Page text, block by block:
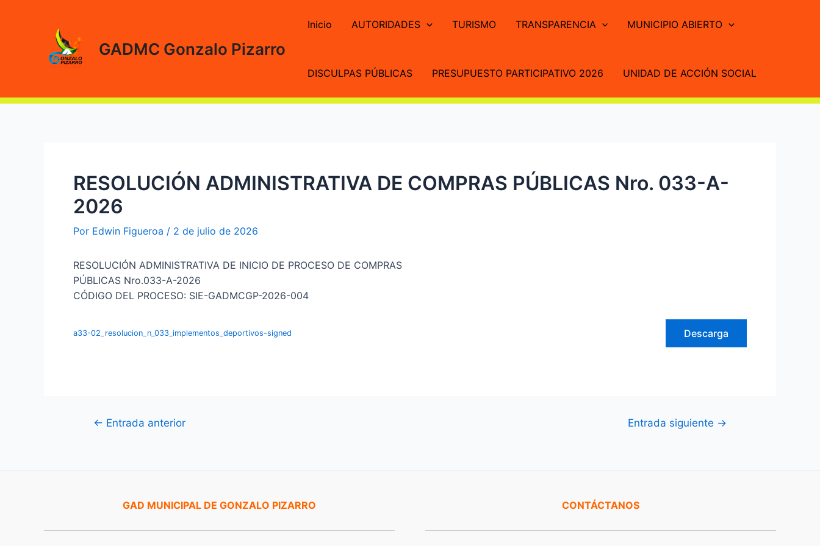
GADMC Gonzalo Pizarro
Inicio AUTORIDADES TURISMO TRANSPARENCIA MUNICIPIO ABIERTO
DISCULPAS PÚBLICAS PRESUPUESTO PARTICIPATIVO 2026 UNIDAD DE ACCIÓN SOCIAL
RESOLUCIÓN ADMINISTRATIVA DE COMPRAS PÚBLICAS Nro. 033-A-
2026
Por Edwin Figueroa / 2 de julio de 2026
RESOLUCIÓN ADMINISTRATIVA DE INICIO DE PROCESO DE COMPRAS
PÚBLICAS Nro.033-A-2026
CÓDIGO DEL PROCESO: SIE-GADMCGP-2026-004
a33-02_resolucion_n_033_implementos_deportivos-signed Descarga
Navegación
← Entrada anterior Entrada siguiente →
GAD MUNICIPAL DE GONZALO PIZARRO CONTÁCTANOS